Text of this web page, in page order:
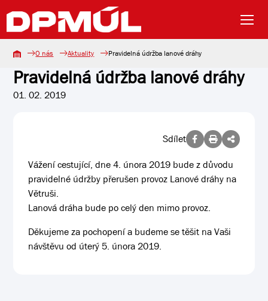
O nás Aktuality Pravidelná údržba lanové dráhy
Pravidelná údržba lanové dráhy
01. 02. 2019
Sdílet
Vážení cestující, dne 4. února 2019 bude z důvodu
pravidelné údržby přerušen provoz Lanové dráhy na
Větruši.
Lanová dráha bude po celý den mimo provoz.
Děkujeme za pochopení a budeme se těšit na Vaši
návštěvu od úterý 5. února 2019.